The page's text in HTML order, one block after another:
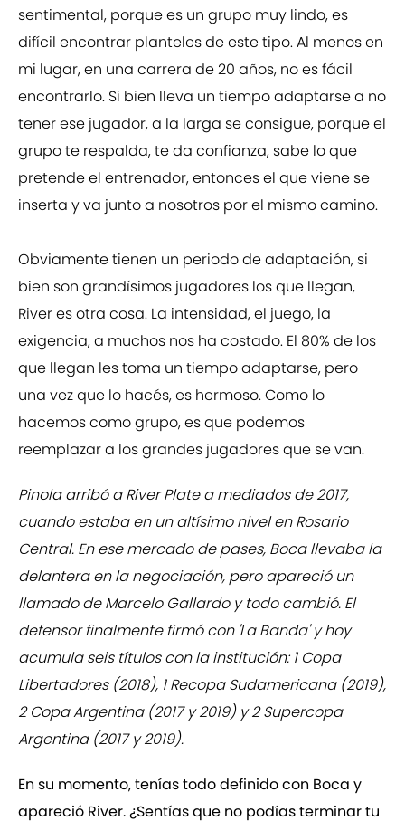
sentimental, porque es un grupo muy lindo, es
difícil encontrar planteles de este tipo. Al menos en
mi lugar, en una carrera de 20 años, no es fácil
encontrarlo. Si bien lleva un tiempo adaptarse a no
tener ese jugador, a la larga se consigue, porque el
grupo te respalda, te da confianza, sabe lo que
pretende el entrenador, entonces el que viene se
inserta y va junto a nosotros por el mismo camino.
Obviamente tienen un periodo de adaptación, si
bien son grandísimos jugadores los que llegan,
River es otra cosa. La intensidad, el juego, la
exigencia, a muchos nos ha costado. El 80% de los
que llegan les toma un tiempo adaptarse, pero
una vez que lo hacés, es hermoso. Como lo
hacemos como grupo, es que podemos
reemplazar a los grandes jugadores que se van.
Pinola arribó a River Plate a mediados de 2017,
cuando estaba en un altísimo nivel en Rosario
Central. En ese mercado de pases, Boca llevaba la
delantera en la negociación, pero apareció un
llamado de Marcelo Gallardo y todo cambió. El
defensor finalmente firmó con 'La Banda' y hoy
acumula seis títulos con la institución: 1 Copa
Libertadores (2018), 1 Recopa Sudamericana (2019),
2 Copa Argentina (2017 y 2019) y 2 Supercopa
Argentina (2017 y 2019).
En su momento, tenías todo definido con Boca y
apareció River. ¿Sentías que no podías terminar tu